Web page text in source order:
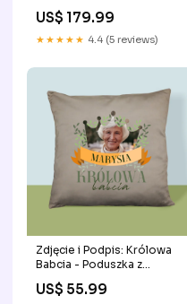
US$ 179.99
★★★★★ 4.4 (5 reviews)
Zdjęcie i Podpis: Królowa
Babcia - Poduszka z
US$ 55.99